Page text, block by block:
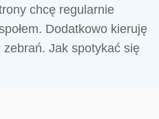
chcę regularnie
Dodatkowo kieruję
Jak spotykać się